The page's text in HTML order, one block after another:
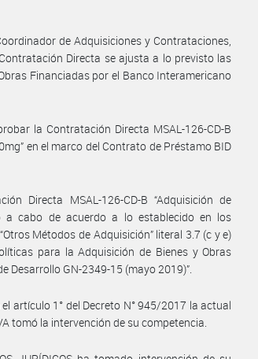
de Adquisiciones y Contrataciones,
Directa se ajusta a lo previsto las
Financiadas por el Banco Interamericano
la Contratación Directa MSAL-126-CD-B
en el marco del Contrato de Préstamo BID
Directa MSAL-126-CD-B “Adquisición de
a cabo de acuerdo a lo establecido en los
Métodos de Adquisición” literal 3.7 (c y e)
para la Adquisición de Bienes y Obras
Desarrollo GN-2349-15 (mayo 2019)”.
artículo 1° del Decreto N° 945/2017 la actual
tomó la intervención de su competencia.